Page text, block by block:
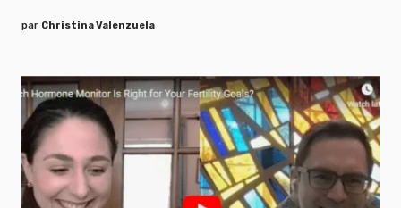
par Christina Valenzuela